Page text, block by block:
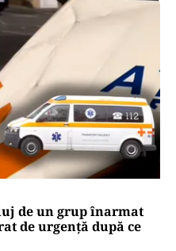
de un grup înarmat
de urgență după ce